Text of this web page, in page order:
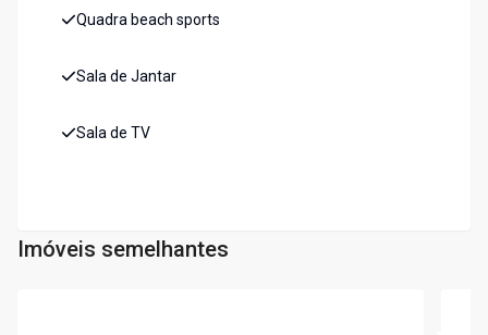
Quadra beach sports
Sala de Jantar
Sala de TV
Imóveis semelhantes